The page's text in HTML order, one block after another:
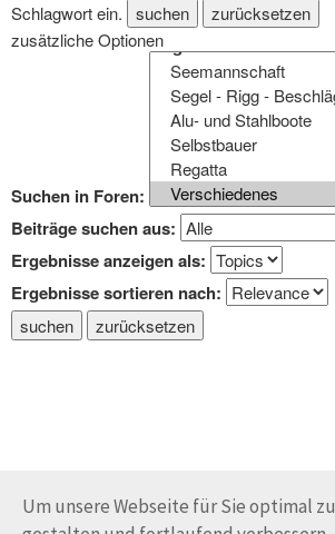
Um unsere Webseite für Sie optimal zu
Schlagwort ein.
suchen
zurücksetzen
zusätzliche Optionen
Suchen in Foren:
Beiträge suchen aus:
Ergebnisse anzeigen als:
Ergebnisse sortieren nach:
suchen zurücksetzen